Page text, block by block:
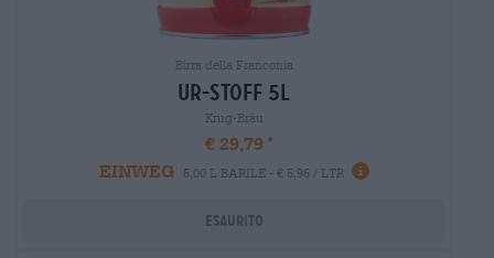
Birra della Franconia
ur-stoff 5l
Krug-Bräu
€ 29,79
EINWEG
5,00 L BARILE - € 5,96 / LTR
Esaurito